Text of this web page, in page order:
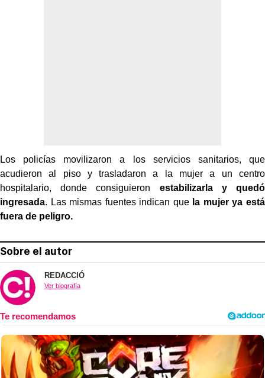
Los policías movilizaron a los servicios sanitarios, que
acudieron al piso y trasladaron a la mujer a un centro
hospitalario, donde consiguieron estabilizarla y quedó
ingresada. Las mismas fuentes indican que la mujer ya está
fuera de peligro.
Sobre el autor
REDACCIÓ
Ver biografía